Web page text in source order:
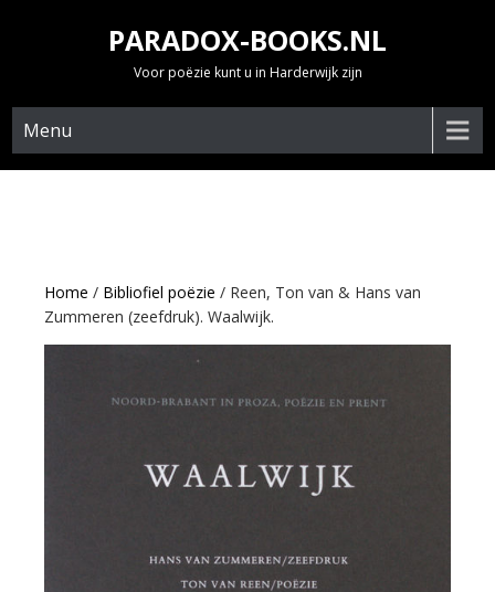
PARADOX-BOOKS.NL
Voor poëzie kunt u in Harderwijk zijn
Menu
Home / Bibliofiel poëzie / Reen, Ton van & Hans van
Zummeren (zeefdruk). Waalwijk.